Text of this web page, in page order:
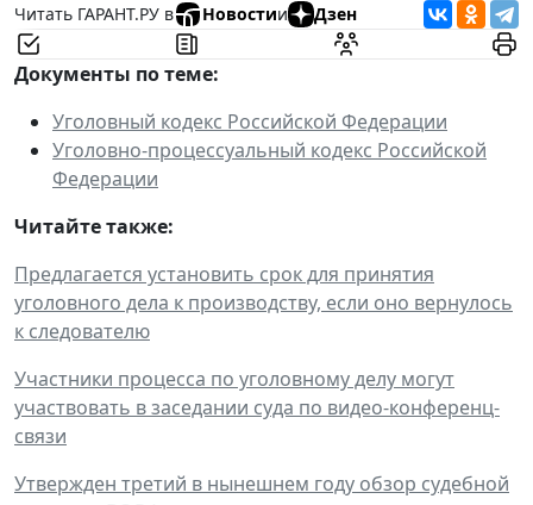
Читать ГАРАНТ.РУ в
Новостии Дзен
Документы по теме:
Уголовный кодекс Российской Федерации
Уголовно-процессуальный кодекс Российской
Федерации
Читайте также:
Предлагается установить срок для принятия
уголовного дела к производству, если оно вернулось
к следователю
Участники процесса по уголовному делу могут
участвовать в заседании суда по видео-конференц-
связи
Утвержден третий в нынешнем году обзор судебной